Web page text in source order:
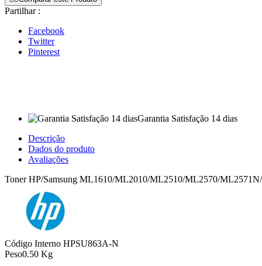
Partilhar :
Facebook
Twitter
Pinterest
Garantia Satisfação 14 dias
Descrição
Dados do produto
Avaliações
Toner HP/Samsung ML1610/ML2010/ML2510/ML2570/
Código Interno HPSU863A-N
Peso0.50 Kg